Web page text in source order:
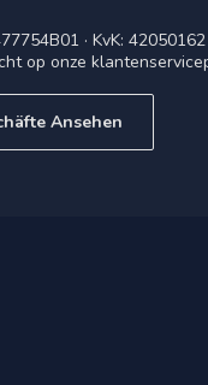
· KvK:
op onze
Ansehen